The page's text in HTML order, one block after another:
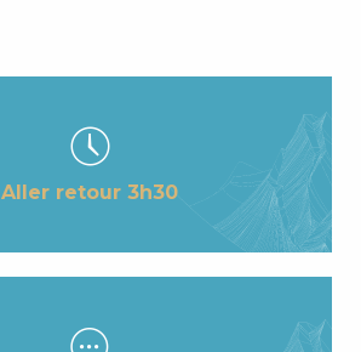
Aller retour 3h30